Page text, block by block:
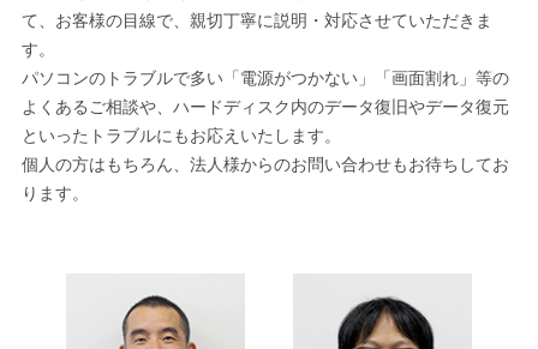
て、お客様の目線で、親切丁寧に説明・対応させていただきま
す。
パソコンのトラブルで多い「電源がつかない」「画面割れ」等の
よくあるご相談や、ハードディスク内のデータ復旧やデータ復元
といったトラブルにもお応えいたします。
個人の方はもちろん、法人様からのお問い合わせもお待ちしてお
ります。